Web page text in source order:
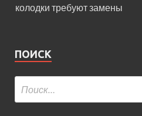
колодки требуют замены
ПОИСК